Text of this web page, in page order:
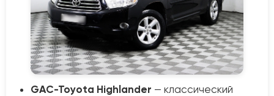
GAC-Toyota Highlander — классический